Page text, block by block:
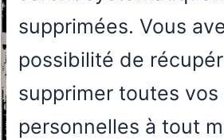
supprimées. Vous
possibilité de
supprimer toutes
personnelles à tout